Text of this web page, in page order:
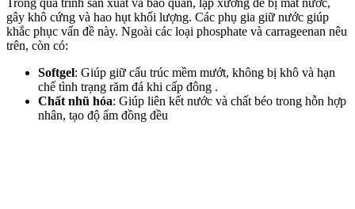
gây khô cứng và hao hụt khối lượng. Các phụ gia giữ nước giúp
khắc phục vấn đề này. Ngoài các loại phosphate và carrageenan nêu
trên, còn có:
Softgel: Giúp giữ cấu trúc mềm mướt, không bị khô và hạn
chế tình trạng răm đá khi cấp đông .
Chất nhũ hóa: Giúp liên kết nước và chất béo trong hỗn hợp
nhân, tạo độ ẩm đồng đều